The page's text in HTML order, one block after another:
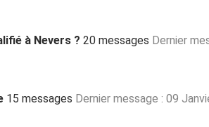
à Nevers ? 20 messages Dernier
15 messages Dernier message : 09